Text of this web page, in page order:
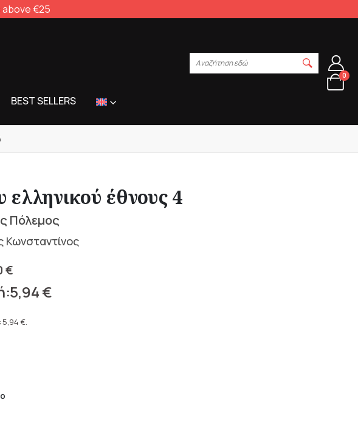
€25
BEST SELLERS
Αναζήτηση εδώ
0
ελληνικού έθνους 4
Πόλεμος
€
5,94€
5,94 €.